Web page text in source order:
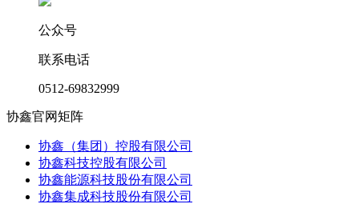
公众号
联系电话
0512-69832999
协鑫官网矩阵
协鑫（集团）控股有限公司
协鑫科技控股有限公司
协鑫能源科技股份有限公司
协鑫集成科技股份有限公司